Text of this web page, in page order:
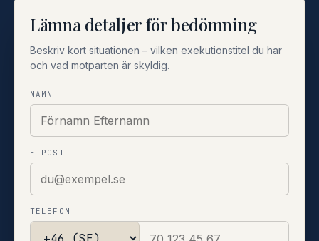
Lämna detaljer för bedömning
Beskriv kort situationen – vilken exekutionstitel du har
och vad motparten är skyldig.
NAMN
E-POST
TELEFON